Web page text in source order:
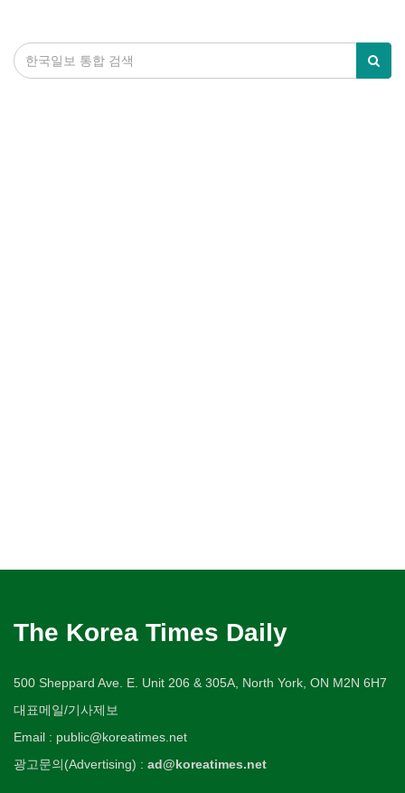
The Korea Times Daily
500 Sheppard Ave. E. Unit 206 & 305A, North York, ON M2N 6H7
대표메일/기사제보
Email : public@koreatimes.net
광고문의(Advertising) : ad@koreatimes.net